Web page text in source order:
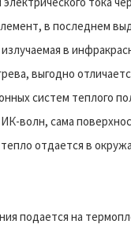
в последнем
в
выгодно
систем теплого
волн, сама
тепло отдается в
подается на